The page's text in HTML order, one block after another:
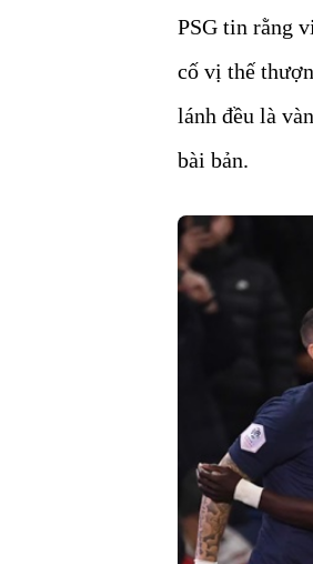
PSG tin rằng
cố vị thế
lánh đều là
bài bản.